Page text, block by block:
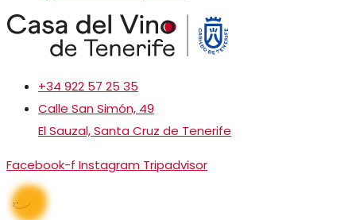
+34 922 57 25 35
Calle San Simón, 49
El Sauzal, Santa Cruz de Tenerife
Facebook-f Instagram Tripadvisor